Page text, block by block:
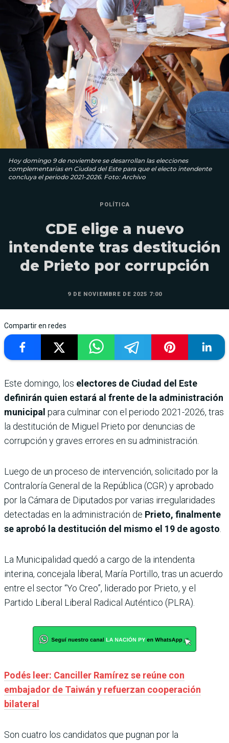
Hoy domingo 9 de noviembre se desarrollan las elecciones
complementarias en Ciudad del Este para que el electo intendente
concluya el periodo 2021-2026. Foto: Archivo
POLÍTICA
CDE elige a nuevo
intendente tras destitución
de Prieto por corrupción
9 DE NOVIEMBRE DE 2025 7:00
Compartir en redes
Este domingo, los electores de Ciudad del Este
definirán quien estará al frente de la administración
municipal para culminar con el periodo 2021-2026, tras
la destitución de Miguel Prieto por denuncias de
corrupción y graves errores en su administración.
Luego de un proceso de intervención, solicitado por la
Contraloría General de la República (CGR) y aprobado
por la Cámara de Diputados por varias irregularidades
detectadas en la administración de Prieto, finalmente
se aprobó la destitución del mismo el 19 de agosto.
La Municipalidad quedó a cargo de la intendenta
interina, concejala liberal, María Portillo, tras un acuerdo
entre el sector “Yo Creo”, liderado por Prieto, y el
Partido Liberal Liberal Radical Auténtico (PLRA).
Podés leer: Canciller Ramírez se reúne con
embajador de Taiwán y refuerzan cooperación
bilateral
Son cuatro los candidatos que pugnan por la